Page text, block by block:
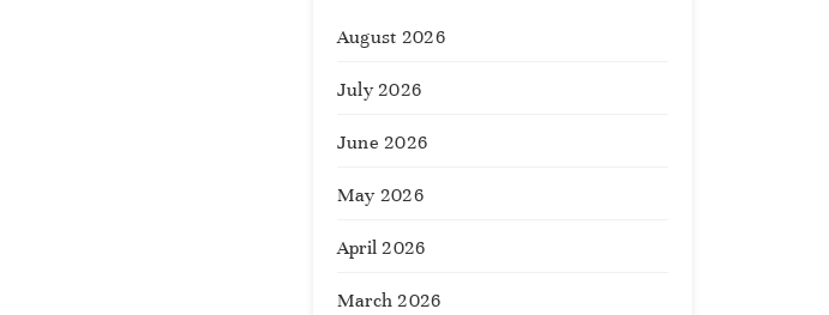
August 2026
July 2026
June 2026
May 2026
April 2026
March 2026